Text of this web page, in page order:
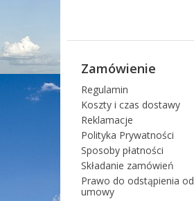
Zamówienie
Regulamin
Koszty i czas dostawy
Reklamacje
Polityka Prywatności
Sposoby płatności
Składanie zamówień
Prawo do odstąpienia od
umowy